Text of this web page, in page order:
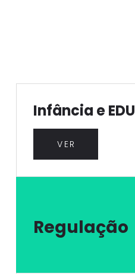
Infância e EDU
VER
Regulação